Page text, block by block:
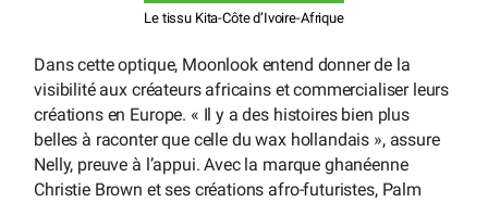
Le tissu Kita-Côte d’Ivoire-Afrique
Dans cette optique, Moonlook entend donner de la
visibilité aux créateurs africains et commercialiser leurs
créations en Europe. « Il y a des histoires bien plus
belles à raconter que celle du wax hollandais », assure
Nelly, preuve à l’appui. Avec la marque ghanéenne
Christie Brown et ses créations afro-futuristes, Palm